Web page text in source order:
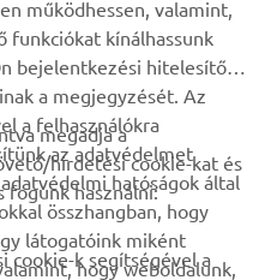
működhessen, valamint,
funkciókat kínálhassunk
bejelentkezési hitelesítő
a megjegyzését. Az
a felhasználókra
az adatvédelmet
hatóságok által
összhangban, hogy
látogatóink miként
hogy weboldalunk,
megadja a
hirdetési cookie-kat és
fogunk használni:
cookie-k segítségével a